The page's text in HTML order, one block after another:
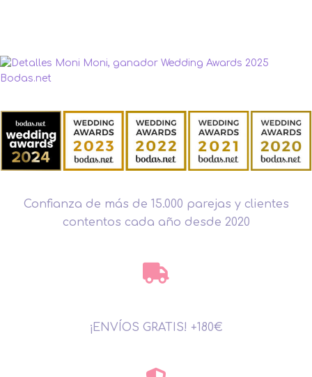
Confianza de más de 15.000 parejas y clientes
contentos cada año desde 2020
¡ENVÍOS GRATIS! +180€